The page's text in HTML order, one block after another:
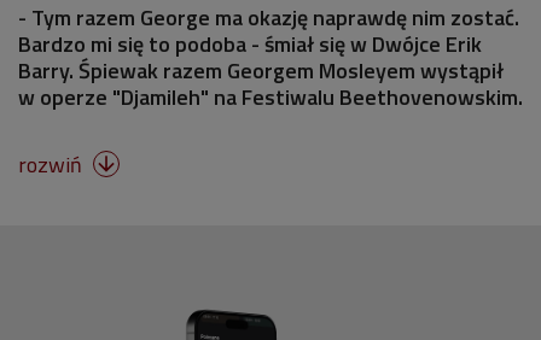
- Tym razem George ma okazję naprawdę nim zostać.
Bardzo mi się to podoba - śmiał się w Dwójce Erik
Barry. Śpiewak razem Georgem Mosleyem wystąpił
w operze "Djamileh" na Festiwalu Beethovenowskim.
rozwiń 